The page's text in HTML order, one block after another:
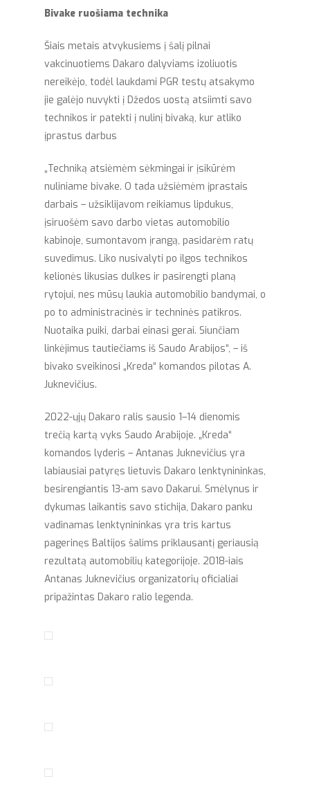
Bivake ruošiama technika
Šiais metais atvykusiems į šalį pilnai
vakcinuotiems Dakaro dalyviams izoliuotis
nereikėjo, todėl laukdami PGR testų atsakymo
jie galėjo nuvykti į Džedos uostą atsiimti savo
technikos ir patekti į nulinį bivaką, kur atliko
įprastus darbus
„Techniką atsiėmėm sėkmingai ir įsikūrėm
nuliniame bivake. O tada užsiėmėm įprastais
darbais – užsiklijavom reikiamus lipdukus,
įsiruošėm savo darbo vietas automobilio
kabinoje, sumontavom įrangą, pasidarėm ratų
suvedimus. Liko nusivalyti po ilgos technikos
kelionės likusias dulkes ir pasirengti planą
rytojui, nes mūsų laukia automobilio bandymai, o
po to administracinės ir techninės patikros.
Nuotaika puiki, darbai einasi gerai. Siunčiam
linkėjimus tautiečiams iš Saudo Arabijos“, – iš
bivako sveikinosi „Kreda“ komandos pilotas A.
Juknevičius.
2022-ųjų Dakaro ralis sausio 1–14 dienomis
trečią kartą vyks Saudo Arabijoje. „Kreda“
komandos lyderis – Antanas Juknevičius yra
labiausiai patyręs lietuvis Dakaro lenktynininkas,
besirengiantis 13-am savo Dakarui. Smėlynus ir
dykumas laikantis savo stichija, Dakaro panku
vadinamas lenktynininkas yra tris kartus
pagerinęs Baltijos šalims priklausantį geriausią
rezultatą automobilių kategorijoje. 2018-iais
Antanas Juknevičius organizatorių oficialiai
pripažintas Dakaro ralio legenda.